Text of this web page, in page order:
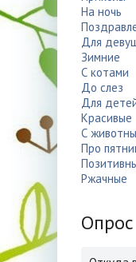
На ночь
Для
Зимние
С котами
До слез
Для
Красивые
С
Про
Ржачные
Опрос